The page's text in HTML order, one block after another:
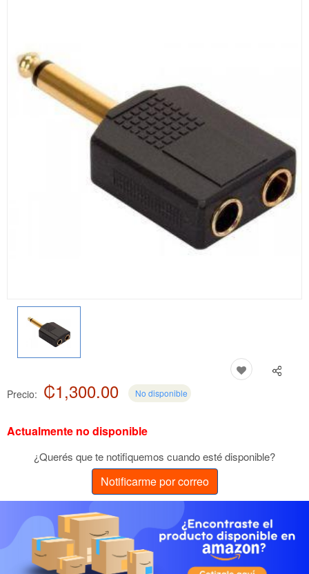
Precio: ₡1,300.00 No disponible
Actualmente no disponible
¿Querés que te notifiquemos cuando esté disponible?
Notificarme por correo